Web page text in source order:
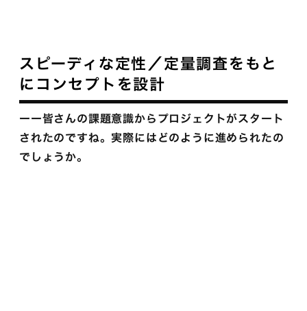
スピーディな定性／定量調査をもと
にコンセプトを設計
ーー皆さんの課題意識からプロジェクトがスタート
されたのですね。実際にはどのように進められたの
でしょうか。